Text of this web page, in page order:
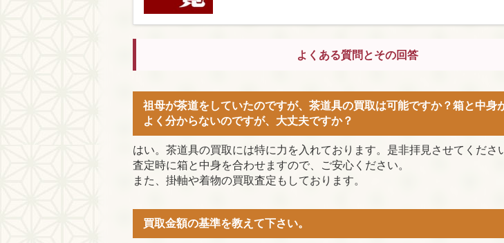
よくある質問とその回答
祖母が茶道をしていたのですが、茶道具の買取は可能ですか？箱と中身
よく分からないのですが、大丈夫ですか？
はい。茶道具の買取には特に力を入れております。是非拝見させてくださ
査定時に箱と中身を合わせますので、ご安心ください。
また、掛軸や着物の買取査定もしております。
買取金額の基準を教えて下さい。